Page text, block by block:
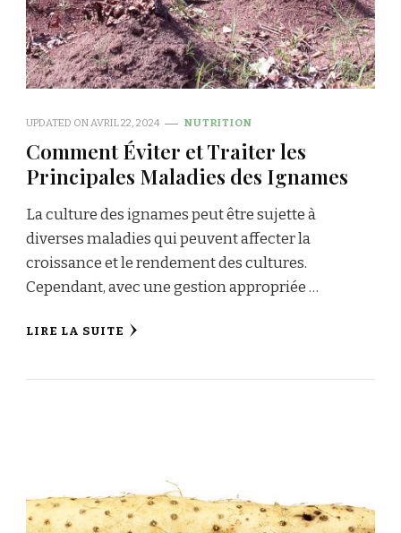
UPDATED ONAVRIL 22, 2024 NUTRITION
Comment Éviter et Traiter les
Principales Maladies des Ignames
La culture des ignames peut être sujette à
diverses maladies qui peuvent affecter la
croissance et le rendement des cultures.
Cependant, avec une gestion appropriée …
LIRE LA SUITE